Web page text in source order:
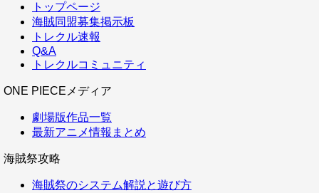
トップページ
海賊同盟募集掲示板
トレクル速報
Q&A
トレクルコミュニティ
ONE PIECEメディア
劇場版作品一覧
最新アニメ情報まとめ
海賊祭攻略
海賊祭のシステム解説と遊び方